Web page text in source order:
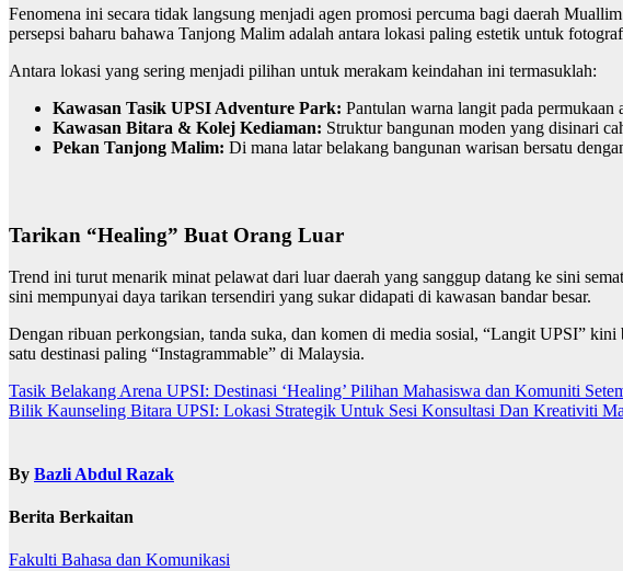
Fenomena ini secara tidak langsung menjadi agen promosi percuma bagi daerah
persepsi baharu bahawa Tanjong Malim adalah antara lokasi paling estetik untuk
Antara lokasi yang sering menjadi pilihan untuk merakam keindahan ini termasuklah:
Kawasan Tasik UPSI Adventure Park: Pantulan warna langit pada permukaan
Kawasan Bitara & Kolej Kediaman: Struktur bangunan moden yang disinari
Pekan Tanjong Malim: Di mana latar belakang bangunan warisan bersatu
Tarikan “Healing” Buat Orang Luar
Trend ini turut menarik minat pelawat dari luar daerah yang sanggup datang ke sini
sini mempunyai daya tarikan tersendiri yang sukar didapati di kawasan bandar besar.
Dengan ribuan perkongsian, tanda suka, dan komen di media sosial, “Langit UPSI”
satu destinasi paling “Instagrammable” di Malaysia.
Navigasi
kiriman
Tasik Belakang Arena UPSI: Destinasi ‘Healing’ Pilihan Mahasiswa dan Komuniti
Bilik Kaunseling Bitara UPSI: Lokasi Strategik Untuk Sesi Konsultasi Dan Kreativiti
By Bazli Abdul Razak
Berita Berkaitan
Fakulti Bahasa dan Komunikasi